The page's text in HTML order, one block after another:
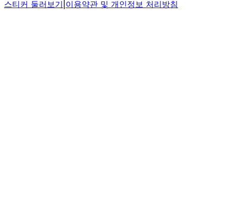
스티커 둘러보기 이용약관 및 개인정보 처리방침